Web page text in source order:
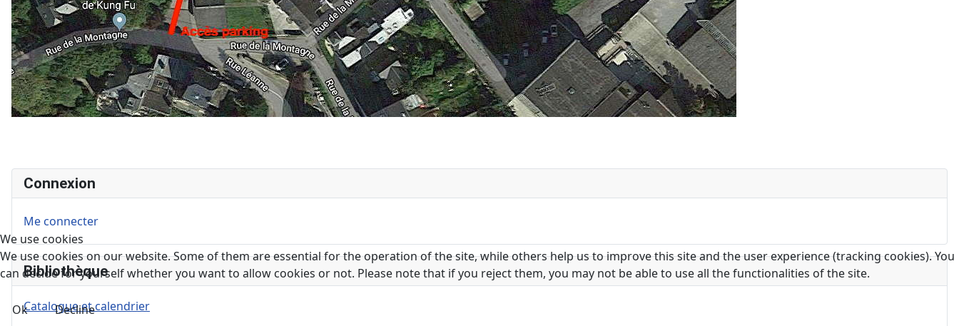
Connexion
Me connecter
Bibliothèque
Catalogue et calendrier
We use cookies
We use cookies on our website. Some of them are essential for the operation of the site, while others help us to improve this site and the user experience (tracking cookies). You
can decide for yourself whether you want to allow cookies or not. Please note that if you reject them, you may not be able to use all the functionalities of the site.
Ok Decline